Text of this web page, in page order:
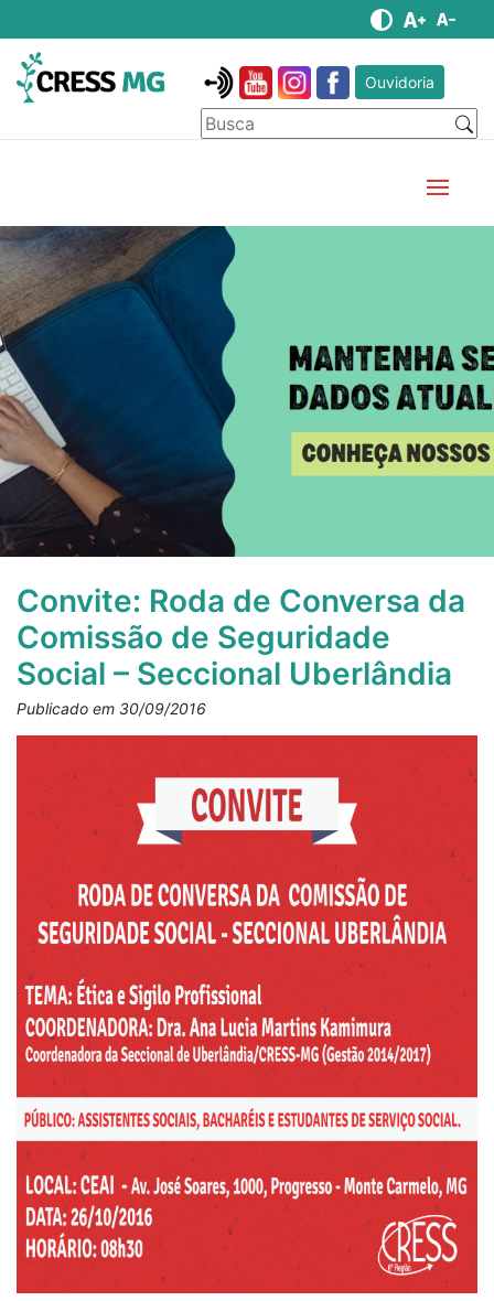
Ouvidoria
Convite: Roda de Conversa da
Comissão de Seguridade
Social – Seccional Uberlândia
Publicado em 30/09/2016